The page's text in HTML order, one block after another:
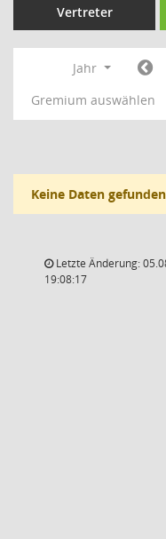
Vertreter
Jahr
Gremium auswählen
Keine Daten
Letzte Änderung:
19:08:17